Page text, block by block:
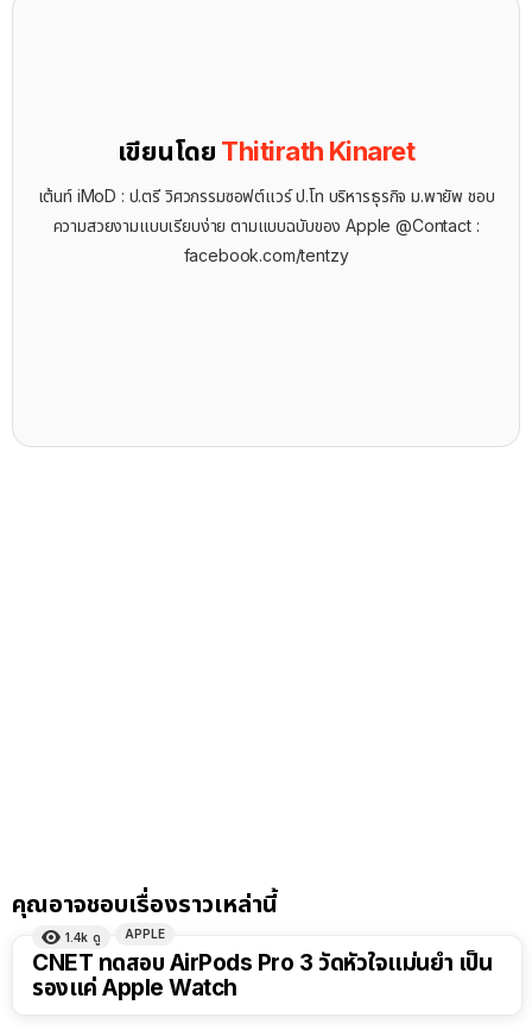
เขียนโดย Thitirath Kinaret
เต้นท์ iMoD : ป.ตรี วิศวกรรมซอฟต์แวร์ ป.โท บริหารธุรกิจ ม.พายัพ ชอบ
ความสวยงามแบบเรียบง่าย ตามแบบฉบับของ Apple @Contact :
facebook.com/tentzy
คุณอาจชอบเรื่องราวเหล่านี้
1.4k ดู APPLE
CNET ทดสอบ AirPods Pro 3 วัดหัวใจแม่นยำ เป็น
รองแค่ Apple Watch